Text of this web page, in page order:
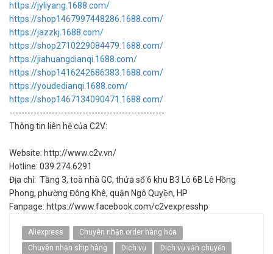
https://jyliyang.1688.com/
https://shop1467997448286.1688.com/
https://jazzkj.1688.com/
https://shop2710229084479.1688.com/
https://jiahuangdianqi.1688.com/
https://shop1416242686383.1688.com/
https://youdedianqi.1688.com/
https://shop1467134090471.1688.com/
---------------------------------------------------
Thông tin liên hệ của C2V:
Website: http://www.c2v.vn/
Hotline: 039.274.6291
Địa chỉ: Tầng 3, toà nhà GC, thửa số 6 khu B3 Lô 6B Lê Hồng
Phong, phường Đông Khê, quận Ngô Quyền, HP
Fanpage: https://www.facebook.com/c2vexpresshp
Aliexpress
Chuyên nhận order hàng hóa
Chuyên nhận ship hàng
Dịch vụ
Dịch vụ vận chuyển